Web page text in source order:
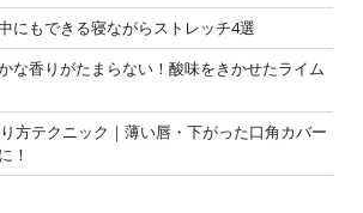
にもできる寝ながらストレッチ4選
な香りがたまらない！酸味をきかせたライム
方テクニック｜薄い唇・下がった口角カバー
！